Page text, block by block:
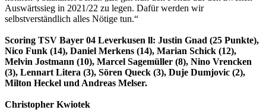
Auswärtssieg in 2021/22 zu legen. Dafür werden wir
selbstverständlich alles Nötige tun.“
Scoring TSV Bayer 04 Leverkusen ll: Justin Gnad (25 Punkte),
Nico Funk (14), Daniel Merkens (14), Marian Schick (12),
Melvin Jostmann (10), Marcel Sagemüller (8), Nino Vrencken
(3), Lennart Litera (3), Sören Queck (3), Duje Dumjovic (2),
Milton Heckel und Andreas Melser.
Christopher Kwiotek